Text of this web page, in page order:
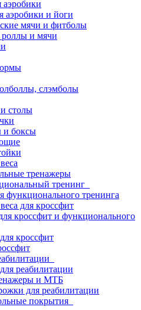
аэробики
аэробики и йоги
мячи и фитболы
и мячи
слэмболы
столы
и боксы
тренажеры
тренинг
функционального тренинга
для кроссфит
кроссфит и функционального
кроссфит
реабилитации
и МТБ
для реабилитации
покрытия